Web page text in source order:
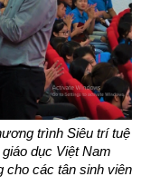
trình Siêu trí tuệ
dục Việt Nam
cho các tân sinh viên